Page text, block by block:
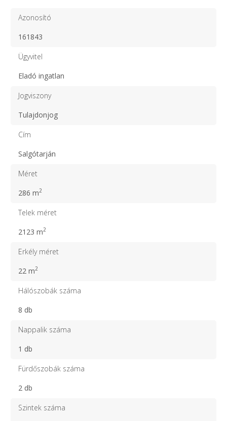
Azonosító
161843
Ügyvitel
Eladó ingatlan
Jogviszony
Tulajdonjog
Cím
Salgótarján
Méret
286 m2
Telek méret
2123 m2
Erkély méret
22 m2
Hálószobák száma
8 db
Nappalik száma
1 db
Fürdőszobák száma
2 db
Szintek száma